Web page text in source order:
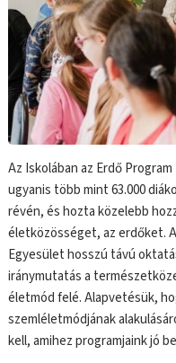
Az Iskolában az Erdő
ugyanis több mint 63.000
révén, és hozta közelebb
életközösséget, az erdőket.
Egyesület hosszú távú
iránymutatás a
életmód felé. Alapvetésük,
szemléletmódjának
kell, amihez programjaink jó